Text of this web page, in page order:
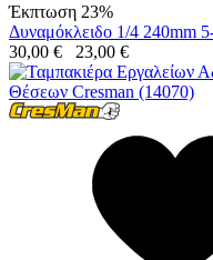
Έκπτωση 23%
Δυναμόκλειδο 1/4 240mm
30,00 € 23,00 €